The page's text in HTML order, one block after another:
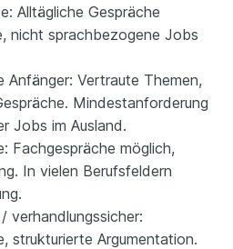
Alltägliche Gespräche
nicht sprachbezogene Jobs
Anfänger: Vertraute Themen,
Mindestanforderung
Jobs im Ausland.
Fachgespräche möglich,
In vielen Berufsfeldern
verhandlungssicher:
strukturierte Argumentation.